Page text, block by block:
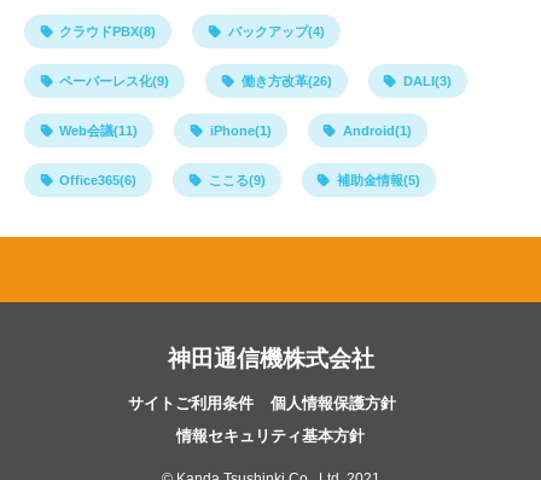
クラウドPBX(8) バックアップ(4)
ペーパーレス化(9) 働き方改革(26) DALI(3)
Web会議(11) iPhone(1) Android(1)
Office365(6) ここる(9) 補助金情報(5)
神田通信機株式会社
サイトご利用条件
個人情報保護方針
情報セキュリティ基本方針